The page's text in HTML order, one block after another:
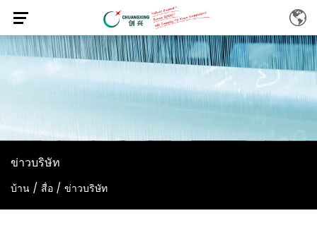
ข่าวบริษัท
บ้าน / สื่อ / ข่าวบริษัท